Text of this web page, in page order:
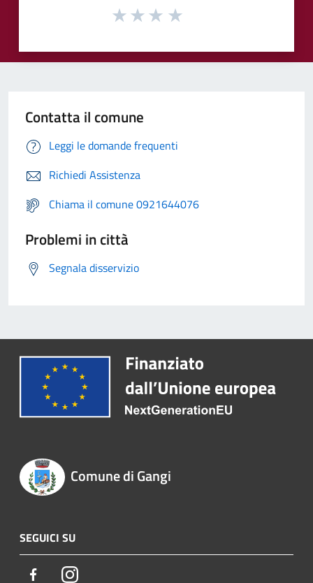
Contatta il comune
Leggi le domande frequenti
Richiedi Assistenza
Chiama il comune 0921644076
Problemi in città
Segnala disservizio
Comune di Gangi
SEGUICI SU
FacebookInstagram